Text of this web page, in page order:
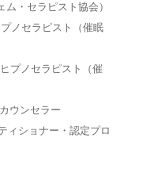
ム・セラピスト協会）
ノセラピスト（催眠
プノセラピスト（催
ウンセラー
ショナー・認定プロ